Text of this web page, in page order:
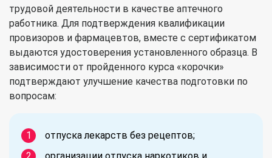
трудовой деятельности в качестве аптечного
работника. Для подтверждения квалификации
провизоров и фармацевтов, вместе с сертификатом
выдаются удостоверения установленного образца. В
зависимости от пройденного курса «корочки»
подтверждают улучшение качества подготовки по
вопросам:
отпуска лекарств без рецептов;